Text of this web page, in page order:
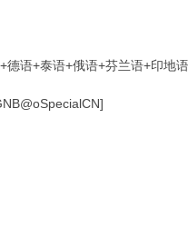
语+泰语+俄语+芬兰语+印地